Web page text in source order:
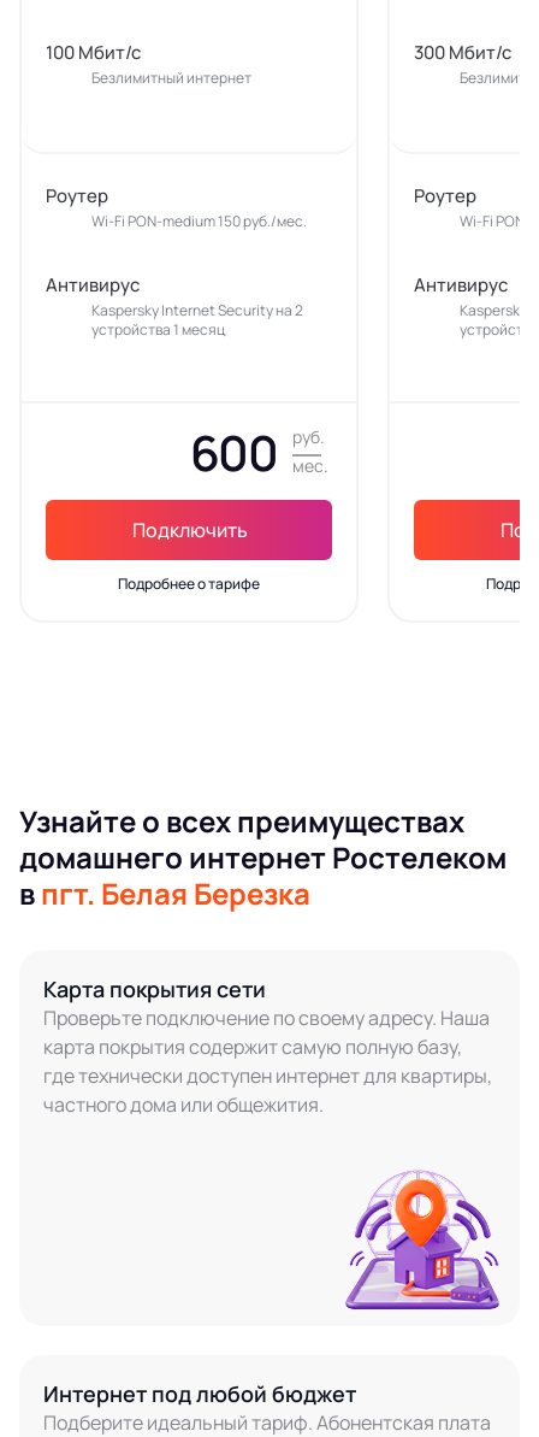
100 Мбит/с
Безлимитный интернет
Роутер
Wi-Fi PON-medium 150 руб./мес.
Антивирус
Kaspersky Internet Security на 2
устройства 1 месяц
600
руб.
мес.
Подключить
Подробнее о тарифе
300 Мбит/с
Роутер
Wi-Fi PON-
Антивирус
Kaspersky
Узнайте о всех преимуществах
домашнего интернет Ростелеком
впгт. Белая Березка
Карта покрытия сети
Проверьте подключение по своему адресу. Наша
карта покрытия содержит самую полную базу,
где технически доступен интернет для квартиры,
частного дома или общежития.
Интернет под любой бюджет
Подберите идеальный тариф. Абонентская плата